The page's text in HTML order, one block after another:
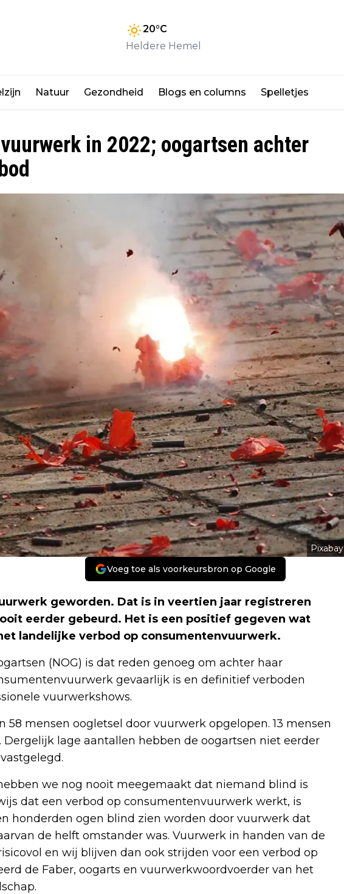
20°C
Heldere Hemel
Natuur Gezondheid Blogs en columns Spelletjes
in 2022; oogartsen achter
Pixabay
Voeg toe als voorkeursbron op Google
geworden. Dat is in veertien jaar registreren
eerder gebeurd. Het is een positief gegeven wat
landelijke verbod op consumentenvuurwerk.
(NOG) is dat reden genoeg om achter haar
gevaarlijk is en definitief verboden
vuurwerkshows.
58 mensen oogletsel door vuurwerk opgelopen. 13 mensen
lage aantallen hebben de oogartsen niet eerder
we nog nooit meegemaakt dat niemand blind is
dat een verbod op consumentenvuurwerk werkt, is
honderden ogen blind zien worden door vuurwerk dat
de helft omstander was. Vuurwerk in handen van de
en wij blijven dan ook strijden voor een verbod op
de Faber, oogarts en vuurwerkwoordvoerder van het